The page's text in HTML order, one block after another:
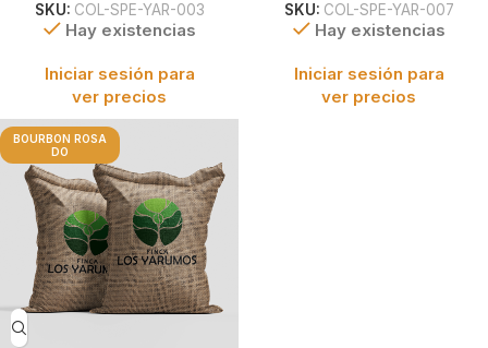
SKU: COL-SPE-YAR-003
Hay existencias
Iniciar sesión para
ver precios
SKU: COL-SPE-YAR-007
Hay existencias
Iniciar sesión para
ver precios
BOURBON ROSA
DO